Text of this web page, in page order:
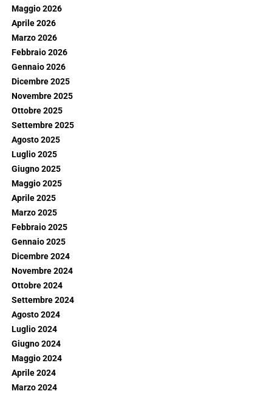
Maggio 2026
Aprile 2026
Marzo 2026
Febbraio 2026
Gennaio 2026
Dicembre 2025
Novembre 2025
Ottobre 2025
Settembre 2025
Agosto 2025
Luglio 2025
Giugno 2025
Maggio 2025
Aprile 2025
Marzo 2025
Febbraio 2025
Gennaio 2025
Dicembre 2024
Novembre 2024
Ottobre 2024
Settembre 2024
Agosto 2024
Luglio 2024
Giugno 2024
Maggio 2024
Aprile 2024
Marzo 2024